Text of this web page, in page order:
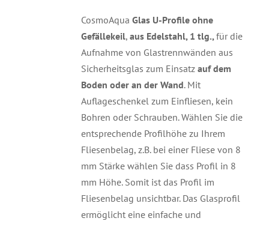
CosmoAqua Glas U-Profile ohne
Gefällekeil, aus Edelstahl, 1 tlg.,für die
Aufnahme von Glastrennwänden aus
Sicherheitsglas zum Einsatz auf dem
Boden oder an der Wand. Mit
Auflageschenkel zum Einfliesen, kein
Bohren oder Schrauben. Wählen Sie die
entsprechende Profilhöhe zu Ihrem
Fliesenbelag, z.B. bei einer Fliese von 8
mm Stärke wählen Sie dass Profil in 8
mm Höhe. Somit ist das Profil im
Fliesenbelag unsichtbar. Das Glasprofil
ermöglicht eine einfache und